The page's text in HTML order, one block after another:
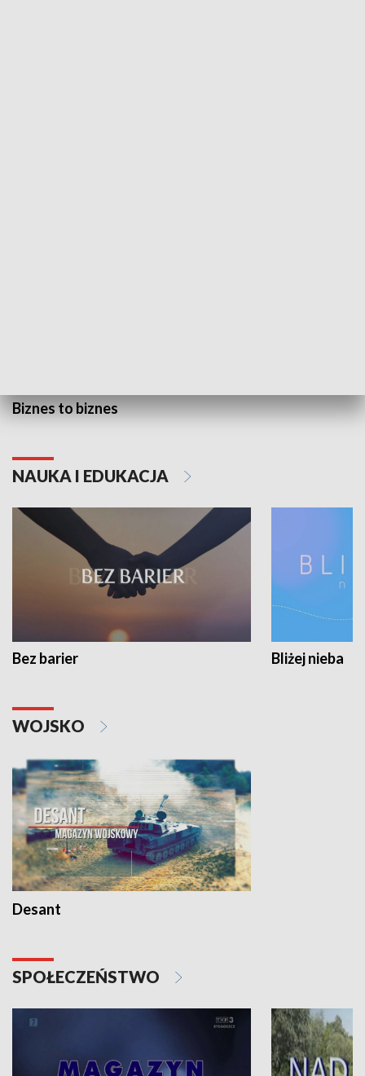
Biznes to biznes
NAUKA I EDUKACJA
Bez barier Bliżej nieba
WOJSKO
Desant
SPOŁECZEŃSTWO